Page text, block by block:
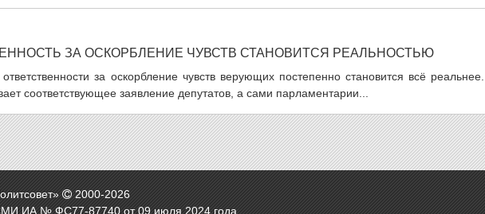
ЗА ОСКОРБЛЕНИЕ ЧУВСТВ СТАНОВИТСЯ РЕАЛЬНОСТЬЮ
за оскорбление чувств верующих постепенно становится всё реальнее.
соответствующее заявление депутатов, а сами парламентарии...
2000-2026
ИА № ФС77-87740 от 09 июля 2024 года.